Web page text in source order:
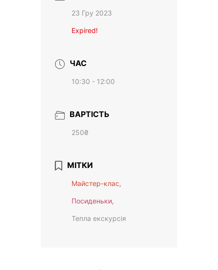
23 Гру 2023
Expired!
ЧАС
10:30 - 12:00
ВАРТІСТЬ
250₴
МІТКИ
Майстер-клас,
Посиденьки,
Тепла екскурсія